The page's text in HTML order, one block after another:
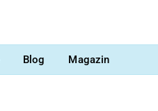
Blog Magazin